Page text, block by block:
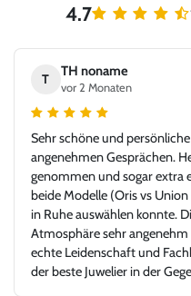
4.7
T
TH noname
vor 2 Monaten
Sehr schöne und
angenehmen Gesprächen.
genommen und sogar extra
beide Modelle (Oris vs
in Ruhe auswählen konnte. Die Preise waren fair, die
Atmosphäre sehr
echte Leidenschaft und
der beste Juwelier in der